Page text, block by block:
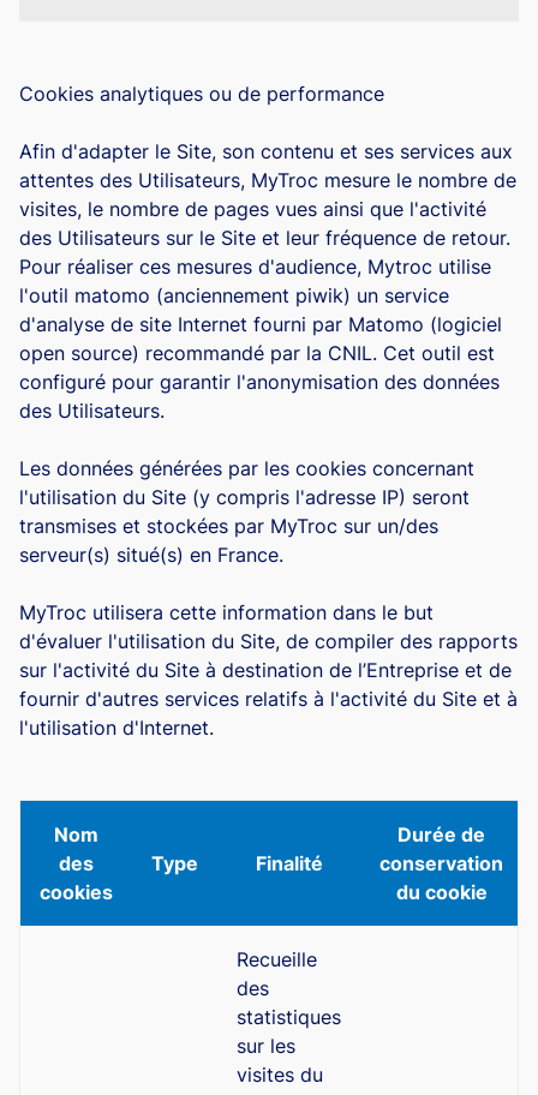
Cookies analytiques ou de performance
Afin d'adapter le Site, son contenu et ses services aux
attentes des Utilisateurs, MyTroc mesure le nombre de
visites, le nombre de pages vues ainsi que l'activité
des Utilisateurs sur le Site et leur fréquence de retour.
Pour réaliser ces mesures d'audience, Mytroc utilise
l'outil matomo (anciennement piwik) un service
d'analyse de site Internet fourni par Matomo (logiciel
open source) recommandé par la CNIL. Cet outil est
configuré pour garantir l'anonymisation des données
des Utilisateurs.
Les données générées par les cookies concernant
l'utilisation du Site (y compris l'adresse IP) seront
transmises et stockées par MyTroc sur un/des
serveur(s) situé(s) en France.
MyTroc utilisera cette information dans le but
d'évaluer l'utilisation du Site, de compiler des rapports
sur l'activité du Site à destination de l’Entreprise et de
fournir d'autres services relatifs à l'activité du Site et à
l'utilisation d'Internet.
Nom
des
cookies
Type Finalité
Durée de
conservation
du cookie
Recueille
des
statistiques
sur les
visites du